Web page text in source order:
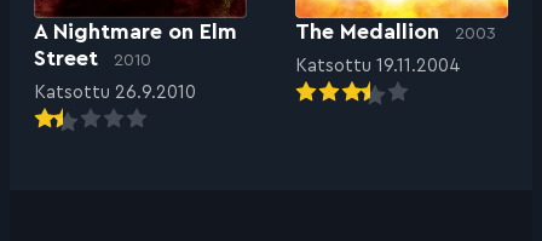
A Nightmare on Elm
Street
2010
Katsottu 26.9.2010
The Medallion 2003
Katsottu 19.11.2004